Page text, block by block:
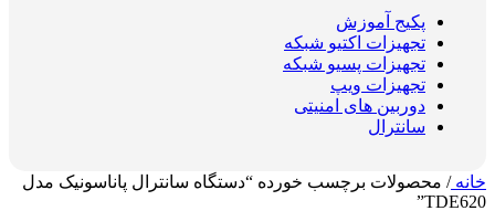
پکیج آموزش
تجهیزات اکتیو شبکه
تجهیزات پسیو شبکه
تجهیزات ویپ
دوربین های امنیتی
سانترال
خانه/ محصولات برچسب خورده “دستگاه سانترال پاناسونیک مدل
TDE620”